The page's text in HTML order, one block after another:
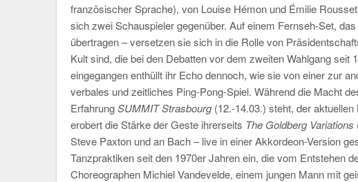
französischer Sprache), von Louise Hémon und Émilie
sich zwei Schauspieler gegenüber. Auf einem Fernseh-Set,
übertragen – versetzen sie sich in die Rolle von
Kult sind, die bei den Debatten vor dem zweiten Wahlgang
eingegangen enthüllt ihr Echo dennoch, wie sie von einer zur
verbales und zeitliches Ping-Pong-Spiel. Während die Macht
ErfahrungSUMMIT Strasbourg (12.-14.03.) steht, der
erobert die Stärke der Geste ihrerseits The Goldberg Variations
Steve Paxton und an Bach – live in einer Akkordeon-Version
Tanzpraktiken seit den 1970er Jahren ein, die vom Entstehen
Choreographen Michiel Vandevelde, einem jungen Mann mit